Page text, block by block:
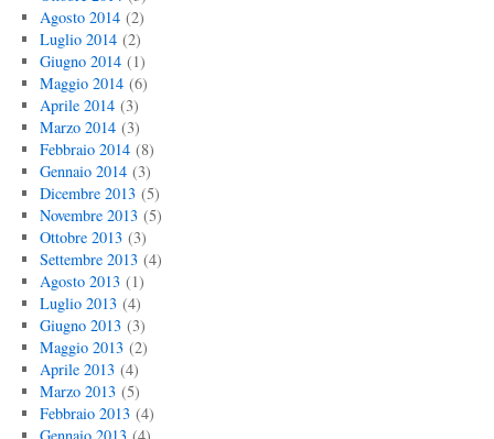
Agosto 2014(2)
Luglio 2014(2)
Giugno 2014(1)
Maggio 2014(6)
Aprile 2014(3)
Marzo 2014(3)
Febbraio 2014(8)
Gennaio 2014(3)
Dicembre 2013(5)
Novembre 2013(5)
Ottobre 2013(3)
Settembre 2013(4)
Agosto 2013(1)
Luglio 2013(4)
Giugno 2013(3)
Maggio 2013(2)
Aprile 2013(4)
Marzo 2013(5)
Febbraio 2013(4)